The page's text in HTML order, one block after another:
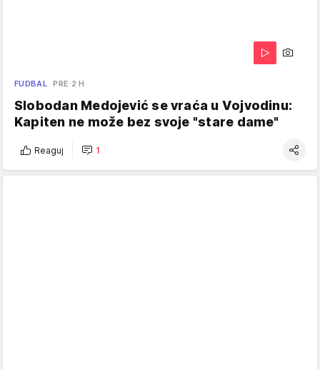
FUDBAL PRE 2 H
Slobodan Medojević se vraća u Vojvodinu:
Kapiten ne može bez svoje "stare dame"
Reaguj 1